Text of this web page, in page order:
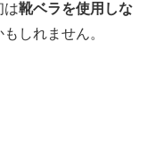
は靴ベラを使用しな
しれません。